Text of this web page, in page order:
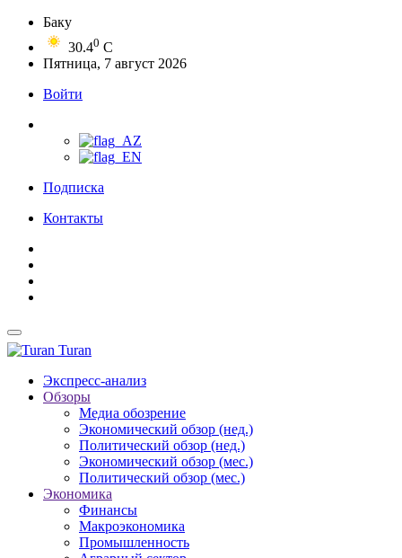
Баку
30.40 C
Пятница, 7 август 2026
Войти
Подписка
Контакты
Turan
Экспресс-анализ
Обзоры
Медиа обозрение
Экономический обзор (нед.)
Политический обзор (нед.)
Экономический обзор (мес.)
Политический обзор (мес.)
Экономика
Финансы
Макроэкономика
Промышленность